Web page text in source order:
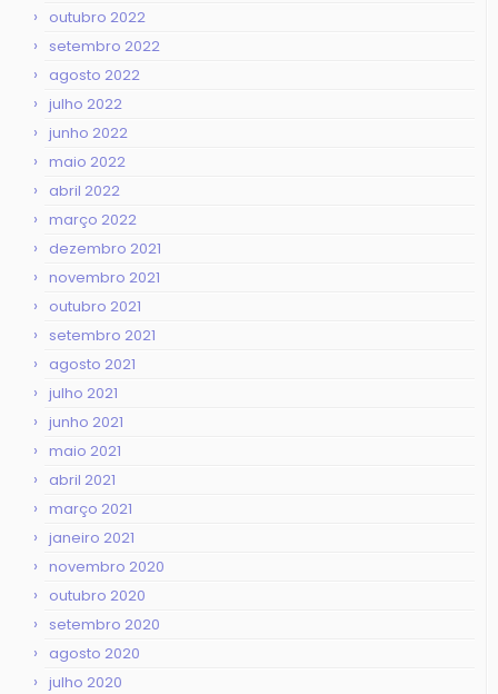
outubro 2022
setembro 2022
agosto 2022
julho 2022
junho 2022
maio 2022
abril 2022
março 2022
dezembro 2021
novembro 2021
outubro 2021
setembro 2021
agosto 2021
julho 2021
junho 2021
maio 2021
abril 2021
março 2021
janeiro 2021
novembro 2020
outubro 2020
setembro 2020
agosto 2020
julho 2020